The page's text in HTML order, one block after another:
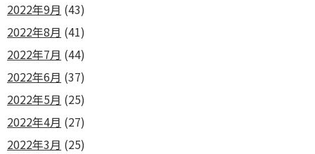
2022年9月 (43)
2022年8月 (41)
2022年7月 (44)
2022年6月 (37)
2022年5月 (25)
2022年4月 (27)
2022年3月 (25)